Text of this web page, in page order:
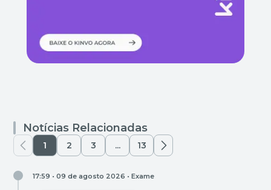
Notícias Relacionadas
1 2 3 ... 13
17:59 • 09 de agosto 2026 • Exame